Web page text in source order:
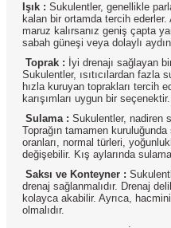
Işık : Sukulentler, genellikle
kalan bir ortamda tercih ederler.
maruz kalırsanız geniş çapta
sabah güneşi veya dolaylı
Toprak : İyi drenajı sağlayan
Sukulentler, ısıtıcılardan fazla
hızla kuruyan toprakları tercih
karışımları uygun bir seçenektir.
Sulama : Sukulentler, nadiren
Toprağın tamamen
oranları, normal türleri,
değişebilir. Kış aylarında
Saksı ve Konteyner :
drenaj sağlanmalıdır. Drenaj
kolayca akabilir. Ayrıca,
olmalıdır.